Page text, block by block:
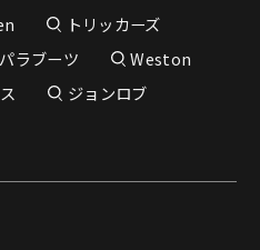
トリッカーズ
パラブーツ
Weston
ジョンロブ